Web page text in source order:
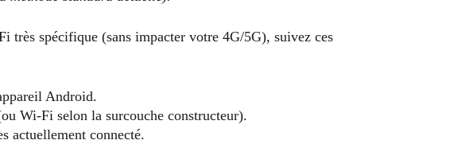
très spécifique (sans impacter votre 4G/5G), suivez ces
Android.
Wi-Fi selon la surcouche constructeur).
actuellement connecté.